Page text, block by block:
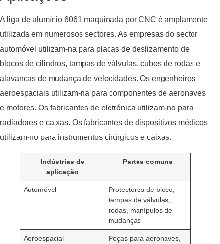
A liga de alumínio 6061 maquinada por CNC é amplamente
utilizada em numerosos sectores. As empresas do sector
automóvel utilizam-na para placas de deslizamento de
blocos de cilindros, tampas de válvulas, cubos de rodas e
alavancas de mudança de velocidades. Os engenheiros
aeroespaciais utilizam-na para componentes de aeronaves
e motores. Os fabricantes de eletrónica utilizam-no para
radiadores e caixas. Os fabricantes de dispositivos médicos
utilizam-no para instrumentos cirúrgicos e caixas.
Indústrias de
aplicação
Partes comuns
Automóvel
Protectores de bloco,
tampas de válvulas,
rodas, manípulos de
mudanças
Aeroespacial
Peças para aeronaves,